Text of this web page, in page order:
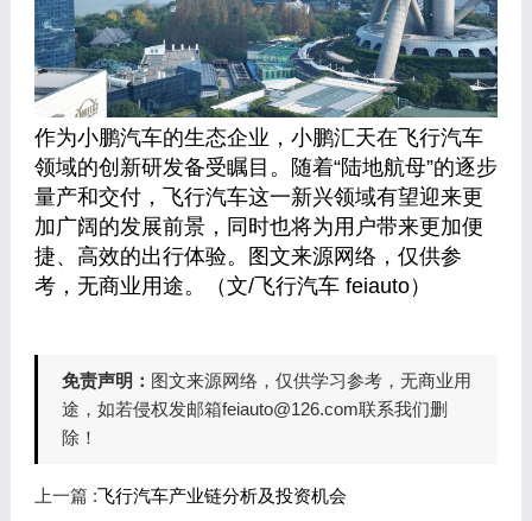
作为小鹏汽车的生态企业，小鹏汇天在飞行汽车
领域的创新研发备受瞩目。随着“陆地航母”的逐步
量产和交付，飞行汽车这一新兴领域有望迎来更
加广阔的发展前景，同时也将为用户带来更加便
捷、高效的出行体验。图文来源网络，仅供参
考，无商业用途。（文/飞行汽车 feiauto）
免责声明： 图文来源网络，仅供学习参考，无商业用
途，如若侵权发邮箱feiauto@126.com联系我们删
除！
上一篇 :飞行汽车产业链分析及投资机会